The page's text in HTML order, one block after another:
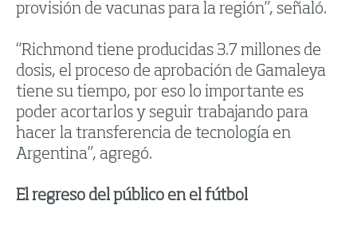
provisión de vacunas para la región”, señaló.
“Richmond tiene producidas 3.7 millones de
dosis, el proceso de aprobación de Gamaleya
tiene su tiempo, por eso lo importante es
poder acortarlos y seguir trabajando para
hacer la transferencia de tecnología en
Argentina”, agregó.
El regreso del público en el fútbol